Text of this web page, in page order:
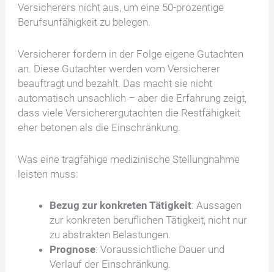
Versicherers nicht aus, um eine 50-prozentige
Berufsunfähigkeit zu belegen.
Versicherer fordern in der Folge eigene Gutachten
an. Diese Gutachter werden vom Versicherer
beauftragt und bezahlt. Das macht sie nicht
automatisch unsachlich – aber die Erfahrung zeigt,
dass viele Versicherergutachten die Restfähigkeit
eher betonen als die Einschränkung.
Was eine tragfähige medizinische Stellungnahme
leisten muss:
Bezug zur konkreten Tätigkeit: Aussagen
zur konkreten beruflichen Tätigkeit, nicht nur
zu abstrakten Belastungen.
Prognose: Voraussichtliche Dauer und
Verlauf der Einschränkung.